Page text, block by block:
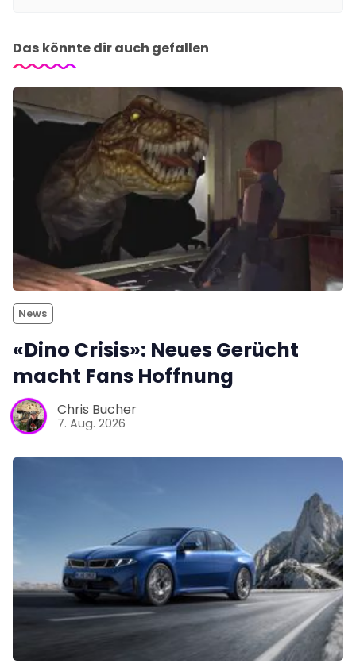
Das könnte dir auch gefallen
News
«Dino Crisis»: Neues Gerücht
macht Fans Hoffnung
Chris Bucher
7. Aug. 2026